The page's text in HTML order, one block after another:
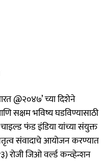
@२०४७’ च्या दिशेने
सक्षम भविष्य घडविण्यासाठी
फंड इंडिया यांच्या संयुक्त
संवादाचे आयोजन करण्यात
रोजी जिओ वर्ल्ड कन्व्हेन्शन